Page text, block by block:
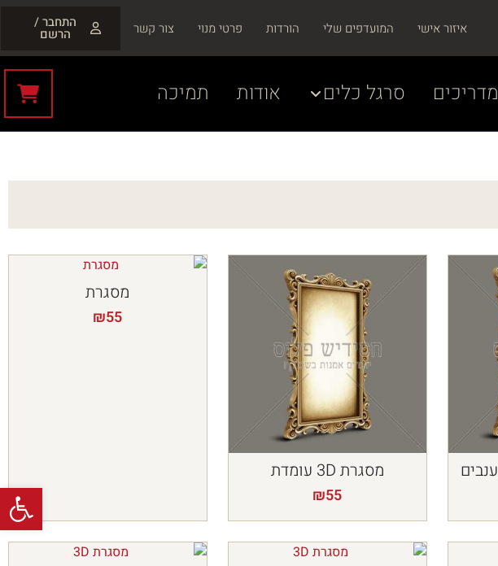
איזור אישי המועדפים שלי הורדות פרטי מנוי צור קשר התחבר /
הרשם
מדריכים סרגל כלים אודות תמיכה
מסגרת 3D עומדת
₪55
מסגרת
₪55